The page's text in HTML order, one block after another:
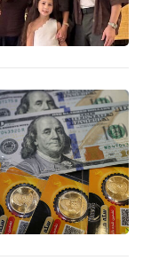
۸
مرداد
۱۴۰۵/۰۵/۱۶ ۲۰:۴۷